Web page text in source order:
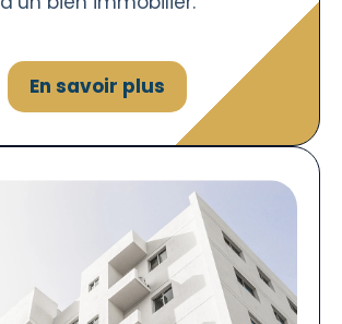
En savoir plus